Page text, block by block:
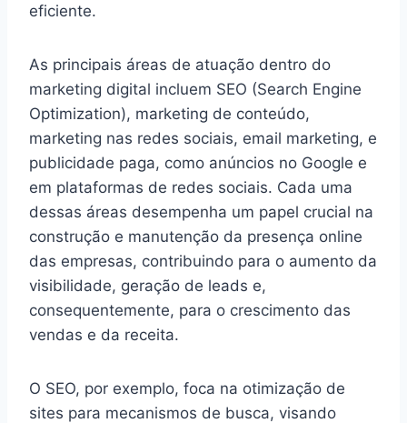
eficiente.
As principais áreas de atuação dentro do
marketing digital incluem SEO (Search Engine
Optimization), marketing de conteúdo,
marketing nas redes sociais, email marketing, e
publicidade paga, como anúncios no Google e
em plataformas de redes sociais. Cada uma
dessas áreas desempenha um papel crucial na
construção e manutenção da presença online
das empresas, contribuindo para o aumento da
visibilidade, geração de leads e,
consequentemente, para o crescimento das
vendas e da receita.
O SEO, por exemplo, foca na otimização de
sites para mecanismos de busca, visando